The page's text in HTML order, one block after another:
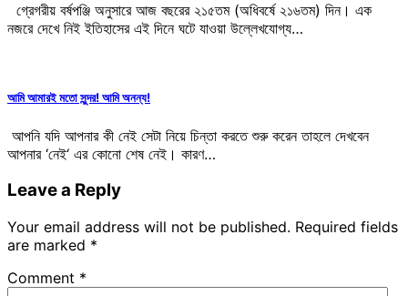
গ্রেগরীয় বর্ষপঞ্জি অনুসারে আজ বছরের ২১৫তম (অধিবর্ষে ২১৬তম) দিন। এক
নজরে দেখে নিই ইতিহাসের এই দিনে ঘটে যাওয়া উল্লেখযোগ্য…
আমি আমারই মতো সুন্দর! আমি অনন্য!
আপনি যদি আপনার কী নেই সেটা নিয়ে চিন্তা করতে শুরু করেন তাহলে দেখবেন
আপনার ‘নেই‘ এর কোনো শেষ নেই। কারণ…
Leave a Reply
Your email address will not be published. Required fields
are marked *
Comment *